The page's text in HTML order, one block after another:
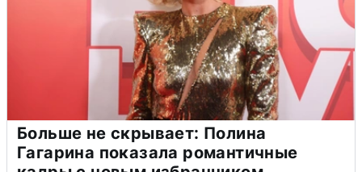
Больше не скрывает: Полина
Гагарина показала романтичные